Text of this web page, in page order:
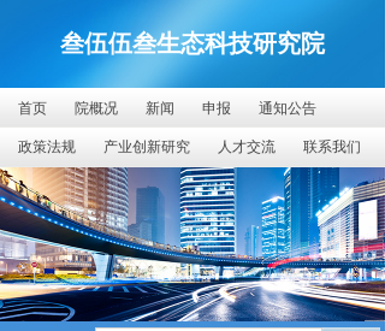
叁伍伍叁生态科技研究院
首页 院概况 新闻 申报 通知公告
政策法规 产业创新研究 人才交流 联系我们